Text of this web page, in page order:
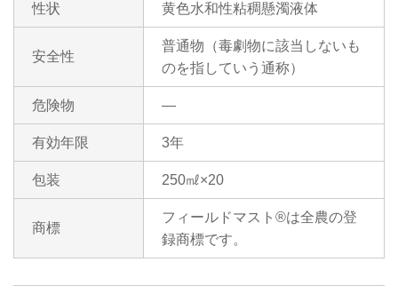
性状 黄色水和性粘稠懸濁液体
安全性
普通物（毒劇物に該当しないも
のを指していう通称）
危険物 ―
有効年限 3年
包装 250㎖×20
商標
フィールドマスト®は全農の登
録商標です。